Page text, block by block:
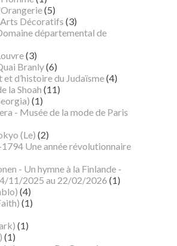
(5)
Décoratifs (3)
départemental de
(3)
Branly(6)
et d’histoire du Judaïsme(4)
la Shoah (11)
(1)
- Musée de la mode de Paris
(Le) (2)
Une année révolutionnaire
- Un hymne à la Finlande -
11/2025 au 22/02/2026 (1)
(4)
(1)
(1)
(1)